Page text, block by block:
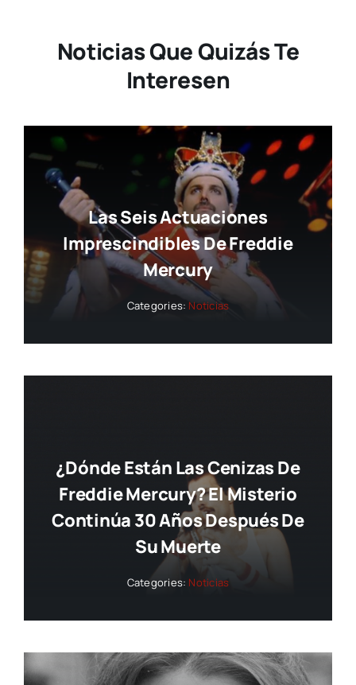
Noticias Que Quizás Te
Interesen
Las Seis Actuaciones
Imprescindibles De Freddie
Mercury
Categories: Noticias
¿Dónde Están Las Cenizas De
Freddie Mercury? El Misterio
Continúa 30 Años Después De
Su Muerte
Categories: Noticias